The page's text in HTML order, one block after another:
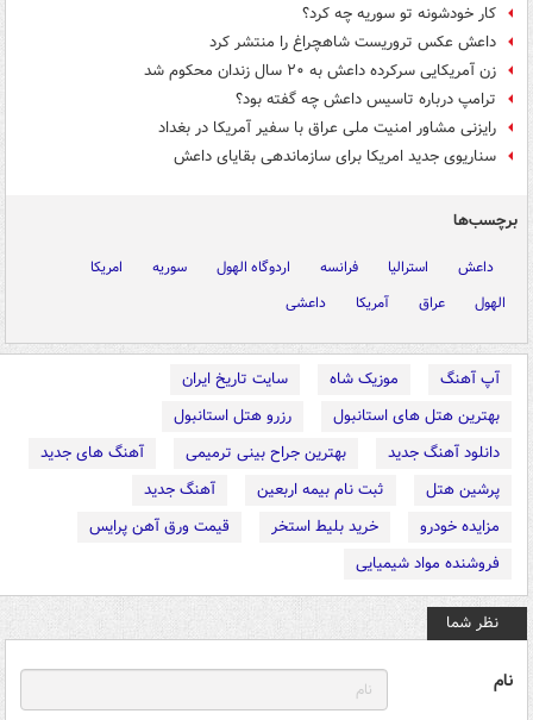
کار خودشونه تو سوریه چه کرد؟
داعش عکس تروریست شاهچراغ را منتشر کرد
زن آمریکایی سرکرده داعش به ۲۰ سال زندان محکوم شد
ترامپ درباره تاسیس داعش چه گفته بود؟
رایزنی مشاور امنیت ملی عراق با سفیر آمریکا در بغداد
سناریوی جدید امریکا برای سازماندهی بقایای داعش
برچسب‌ها
داعش استرالیا فرانسه اردوگاه الهول سوریه
امریکا
الهول
عراق آمریکا داعشی
آپ آهنگ موزیک شاه
سایت تاریخ ایران
بهترین هتل های استانبول
رزرو هتل استانبول
دانلود آهنگ جدید
بهترین جراح بینی ترمیمی
آهنگ های جدید
پرشین هتل
ثبت نام بیمه اربعین
آهنگ جدید
مزایده خودرو
خرید بلیط استخر
قیمت ورق آهن پرایس
فروشنده مواد شیمیایی
نظر شما
نام